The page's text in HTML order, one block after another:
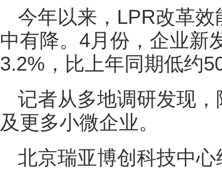
今年以来，LPR改革
中有降。4月份，企业新
3.2%，比上年同期低约
记者从多地调研发现
及更多小微企业。
北京瑞亚博创科技中